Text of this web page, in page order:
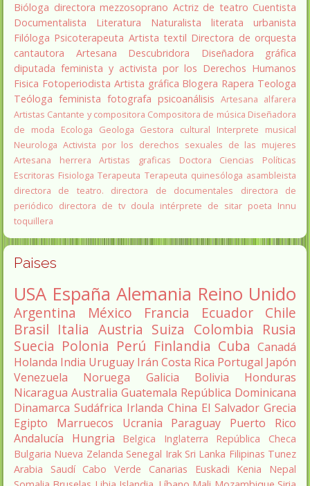
Bióloga directora mezzosoprano Actriz de teatro Cuentista
Documentalista
Literatura Naturalista literata
urbanista
Filóloga Psicoterapeuta Artista textil Directora de orquesta
cantautora
Artesana Descubridora
Diseñadora gráfica
diputada feminista y activista por los Derechos Humanos
Fisica Fotoperiodista Artista gráfica Blogera Rapera Teologa
Teóloga feminista fotografa psicoanálisis Artesana alfarera
Artistas Cantante y compositora Compositora de música Diseñadora
de moda
Ecologa Geologa Gestora cultural
Interprete musical
Neurologa Activista por los derechos sexuales de las mujeres
Artesana herrera
Artistas graficas
Doctora Ciencias Políticas
Escritoras Fisiologa Terapeuta Terapeuta quinesóloga asambleista
directora de teatro.
directora de documentales
directora de
periódico directora de tv doula intérprete de sitar poeta Innu
toquillera
Paises
USA España Alemania Reino Unido
Argentina México Francia Ecuador
Chile
Brasil Italia Austria Suiza Colombia Rusia
Suecia Polonia Perú Finlandia Cuba Canadá
Holanda India Uruguay Irán Costa Rica Portugal Japón
Venezuela
Noruega Galicia Bolivia
Honduras
Nicaragua Australia Guatemala República Dominicana
Dinamarca Sudáfrica Irlanda China El Salvador Grecia
Egipto
Marruecos Ucrania Paraguay
Puerto Rico
Andalucía
Hungria Belgica Inglaterra
República Checa
Bulgaria Nueva Zelanda Senegal Irak Sri Lanka Filipinas Tunez
Arabia Saudí Cabo Verde Canarias Euskadi Kenia
Nepal